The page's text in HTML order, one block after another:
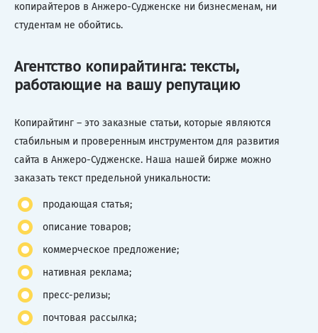
копирайтеров в Анжеро-Судженске ни бизнесменам, ни
студентам не обойтись.
Агентство копирайтинга: тексты,
работающие на вашу репутацию
Копирайтинг – это заказные статьи, которые являются
стабильным и проверенным инструментом для развития
сайта в Анжеро-Судженске. Наша нашей бирже можно
заказать текст предельной уникальности:
продающая статья;
описание товаров;
коммерческое предложение;
нативная реклама;
пресс-релизы;
почтовая рассылка;